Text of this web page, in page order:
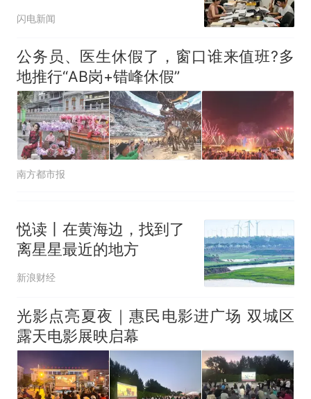
通行证”
闪电新闻
公务员、医生休假了，窗口谁来值班?多
地推行“AB岗+错峰休假”
南方都市报
悦读丨在黄海边，找到了
离星星最近的地方
新浪财经
光影点亮夏夜｜惠民电影进广场 双城区
露天电影展映启幕